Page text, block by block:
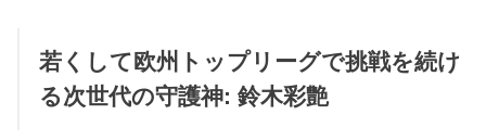
若くして欧州トップリーグで挑戦を続け
る次世代の守護神: 鈴木彩艶